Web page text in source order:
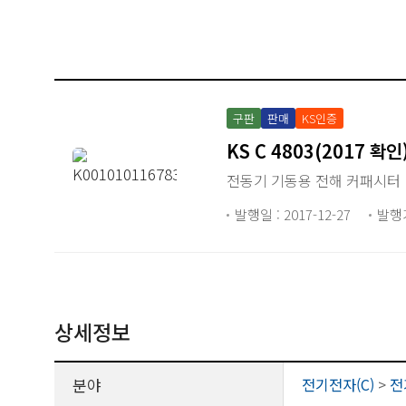
구판 판매 KS인증
KS C 4803(2017 확
전동기 기동용 전해 커패시터
발행일 : 2017-12-27 발
상세정보
분야 전기전자(C) >